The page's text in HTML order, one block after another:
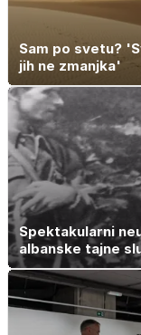
Sam po svetu?
jih ne zmanjka'
Spektakularni
albanske tajne